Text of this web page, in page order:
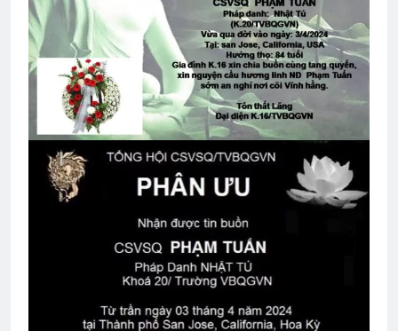
2 Years Ago
Diễn hành Quốc Khánh VNCH 1967
2 Years Ago
CSVSQ Trần Trung Hiếu K23
2 Years Ago
Cuộc chiến không muốn thắng
2 Years Ago